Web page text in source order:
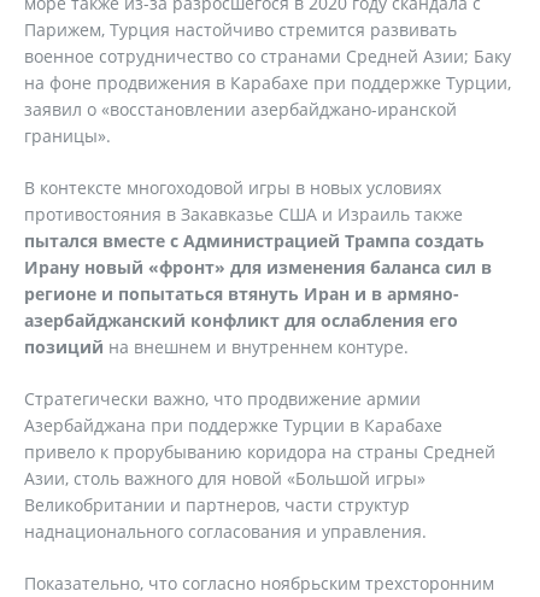
Парижем, Турция настойчиво стремится развивать
военное сотрудничество со странами Средней Азии; Баку
на фоне продвижения в Карабахе при поддержке Турции,
заявил о «восстановлении азербайджано-иранской
границы».
В контексте многоходовой игры в новых условиях
противостояния в Закавказье США и Израиль также
пытался вместе с Администрацией Трампа создать
Ирану новый «фронт» для изменения баланса сил в
регионе и попытаться втянуть Иран и в армяно-
азербайджанский конфликт для ослабления его
позиций на внешнем и внутреннем контуре.
Стратегически важно, что продвижение армии
Азербайджана при поддержке Турции в Карабахе
привело к прорубыванию коридора на страны Средней
Азии, столь важного для новой «Большой игры»
Великобритании и партнеров, части структур
наднационального согласования и управления.
Показательно, что согласно ноябрьским трехсторонним